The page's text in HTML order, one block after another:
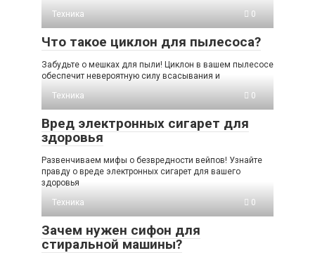
Техника
0
Что такое циклон для пылесоса?
Забудьте о мешках для пыли! Циклон в вашем пылесосе
обеспечит невероятную силу всасывания и
Техника
0
Вред электронных сигарет для
здоровья
Развенчиваем мифы о безвредности вейпов! Узнайте
правду о вреде электронных сигарет для вашего
здоровья
Техника
0
Зачем нужен сифон для
стиральной машины?